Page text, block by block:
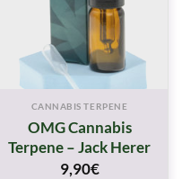
CANNABIS TERPENE
OMG Cannabis
Terpene – Jack Herer
9,90€